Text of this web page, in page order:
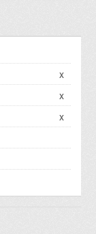
x
x
x